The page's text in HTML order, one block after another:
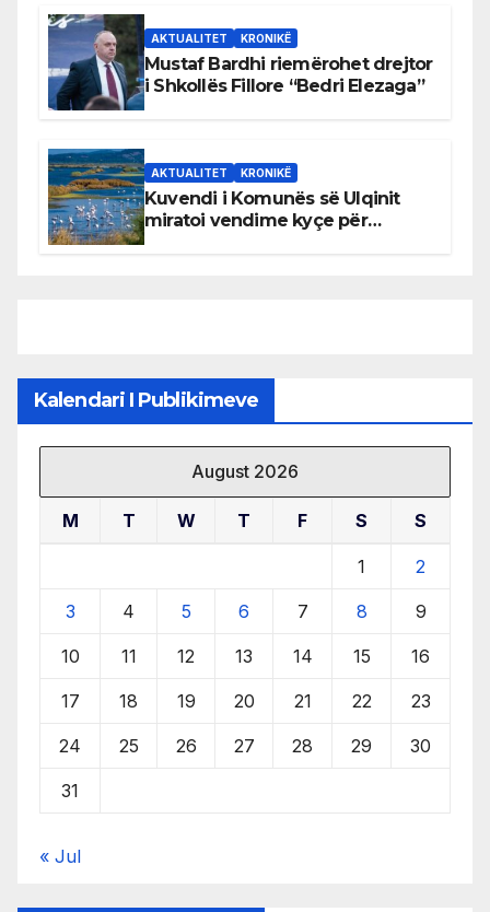
AKTUALITET KRONIKË
Mustaf Bardhi riemërohet drejtor
i Shkollës Fillore “Bedri Elezaga”
AKTUALITET KRONIKË
Kuvendi i Komunës së Ulqinit
miratoi vendime kyçe për
Kalendari I Publikimeve
August 2026
M T W T F S S
1 2
3 4 5 6 7 8 9
10 11 12 13 14 15 16
17 18 19 20 21 22 23
24 25 26 27 28 29 30
31
« Jul